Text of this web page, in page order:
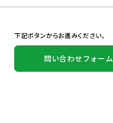
下記ボタンからお進みください。
問い合わせフォーム